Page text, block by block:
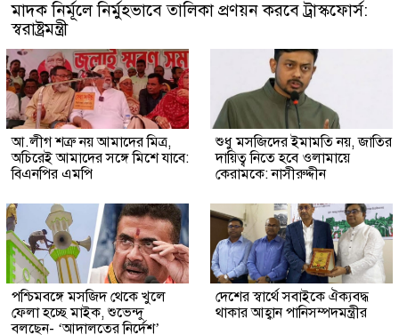
মাদক নির্মূলে নির্মুহভাবে তালিকা প্রণয়ন করবে ট্রাস্কফোর্স:
স্বরাষ্ট্রমন্ত্রী
আ.লীগ শত্রু নয় আমাদের মিত্র,
অচিরেই আমাদের সঙ্গে মিশে যাবে:
বিএনপির এমপি
শুধু মসজিদের ইমামতি নয়, জাতির
দায়িত্ব নিতে হবে ওলামায়ে
কেরামকে: নাসীরুদ্দীন
পশ্চিমবঙ্গে মসজিদ থেকে খুলে
ফেলা হচ্ছে মাইক, শুভেন্দু
বলছেন- ‘আদালতের নির্দেশ’
দেশের স্বার্থে সবাইকে ঐক্যবদ্ধ
থাকার আহ্বান পানিসম্পদমন্ত্রীর